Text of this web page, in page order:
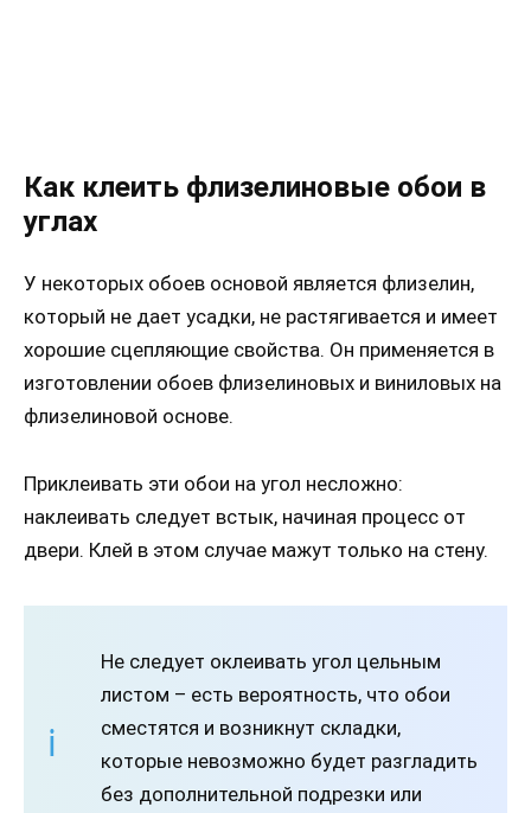
Как клеить флизелиновые обои в
углах
У некоторых обоев основой является флизелин,
который не дает усадки, не растягивается и имеет
хорошие сцепляющие свойства. Он применяется в
изготовлении обоев флизелиновых и виниловых на
флизелиновой основе.
Приклеивать эти обои на угол несложно:
наклеивать следует встык, начиная процесс от
двери. Клей в этом случае мажут только на стену.
Не следует оклеивать угол цельным
листом – есть вероятность, что обои
сместятся и возникнут складки,
которые невозможно будет разгладить
без дополнительной подрезки или